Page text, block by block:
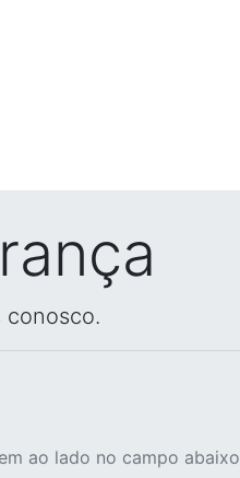
conosco.
ao lado no campo abaixo